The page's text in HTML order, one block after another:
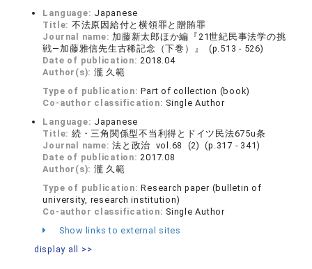
Language: Japanese
Title: 不法原因給付と横領罪と贈賄罪
Journal name: 加藤新太郎ほか編『21世紀民事法学の挑
戦―加藤雅信先生古稀記念（下巻）』 (p.513 - 526)
Date of publication:2018.04
Author(s): 瀧 久範
Type of publication:Part of collection (book)
Co-author classification: Single Author
Language: Japanese
Title: 続・三角関係型不当利得とドイツ民法675u条
Journal name:法と政治 vol.68 (2) (p.317 - 341)
Date of publication:2017.08
Author(s): 瀧 久範
Type of publication:Research paper (bulletin of
university, research institution)
Co-author classification: Single Author
Show links to external sites
display all >>